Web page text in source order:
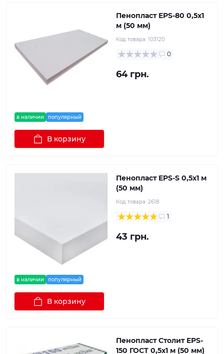
в наличии популярный
Пенопласт EPS-80 0,5х1
м (50 мм)
Код товара: 103120
0
64 грн.
В корзину
в наличии популярный
Пенопласт EPS-S 0,5х1 м
(50 мм)
Код товара: 2618
1
43 грн.
В корзину
Пенопласт Столит EPS-
150 ГОСТ 0,5х1 м (50 мм)